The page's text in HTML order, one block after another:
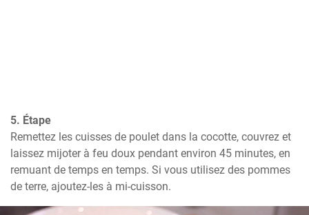
5. Étape
Remettez les cuisses de poulet dans la cocotte, couvrez et
laissez mijoter à feu doux pendant environ 45 minutes, en
remuant de temps en temps. Si vous utilisez des pommes
de terre, ajoutez-les à mi-cuisson.